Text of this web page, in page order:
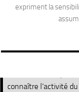
expriment la
connaître l'activité du